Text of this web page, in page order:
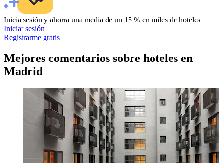
Inicia sesión y ahorra una media de un 15 % en miles de hoteles
Iniciar sesión
Registrarme gratis
Mejores comentarios sobre hoteles en
Madrid